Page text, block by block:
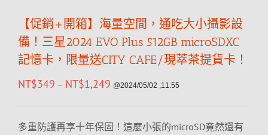
【促銷+開箱】海量空間，通吃大小攝影設
備！三星2024 EVO Plus 512GB microSDXC
記憶卡，限量送CITY CAFE/現萃茶提貨卡！
NT$349 – NT$1,249 @2024/05/02 ,11:55
多重防護再享十年保固！這麼小張的microSD竟然還有